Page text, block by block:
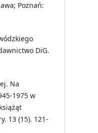
Poznań:
DiG.
Na
1975 w
13 (15). 121-